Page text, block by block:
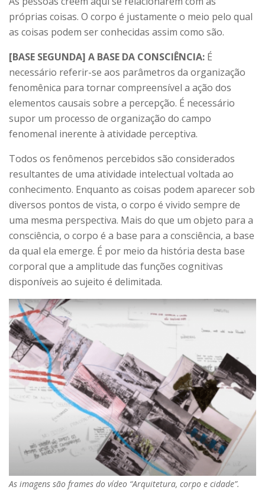
próprias coisas. O corpo é justamente o meio pelo qual
as coisas podem ser conhecidas assim como são.
[BASE SEGUNDA] A BASE DA CONSCIÊNCIA: É
necessário referir-se aos parâmetros da organização
fenomênica para tornar compreensível a ação dos
elementos causais sobre a percepção. É necessário
supor um processo de organização do campo
fenomenal inerente à atividade perceptiva.
Todos os fenômenos percebidos são considerados
resultantes de uma atividade intelectual voltada ao
conhecimento. Enquanto as coisas podem aparecer sob
diversos pontos de vista, o corpo é vivido sempre de
uma mesma perspectiva. Mais do que um objeto para a
consciência, o corpo é a base para a consciência, a base
da qual ela emerge. É por meio da história desta base
corporal que a amplitude das funções cognitivas
disponíveis ao sujeito é delimitada.
As imagens são frames do vídeo “Arquitetura, corpo e cidade”.